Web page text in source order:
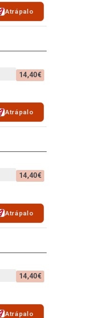
Atrápalo
14,40€
Atrápalo
14,40€
Atrápalo
14,40€
Atrápalo